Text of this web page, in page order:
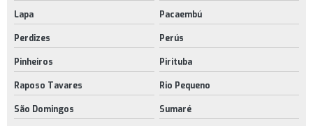
Pés niveladores para mesas
Pés niveladores preço
Ponteira pvc externa
Ponteiras cromadas para móveis
Ponteiras de pvc para tubos
Lapa Pacaembú
Perdizes Perús
Pinheiros Pirituba
Raposo Tavares Rio Pequeno
São Domingos Sumaré